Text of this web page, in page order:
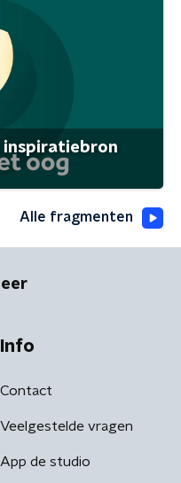
inspiratiebron
Alle fragmenten
Info
Contact
Veelgestelde vragen
App de studio